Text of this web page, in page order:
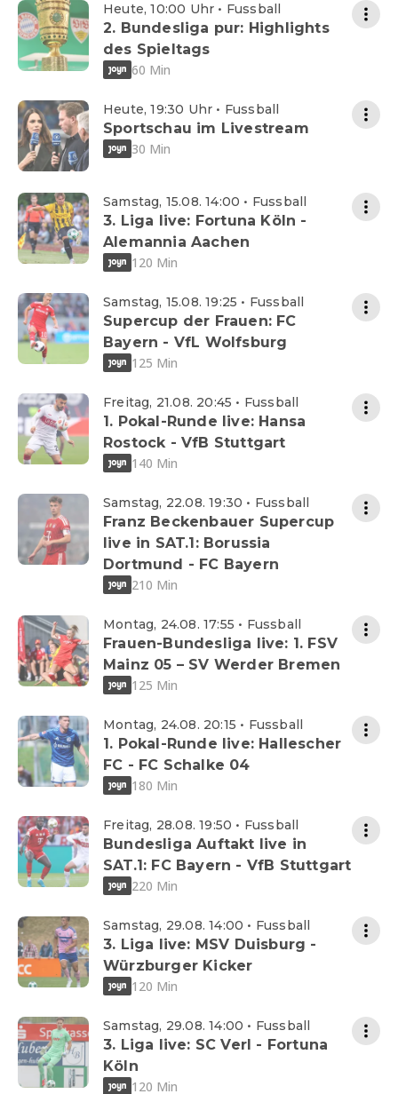
Heute, 10:00 Uhr • Fussball
2. Bundesliga pur: Highlights
des Spieltags
60 Min
Heute, 19:30 Uhr • Fussball
Sportschau im Livestream
30 Min
Samstag, 15.08. 14:00 • Fussball
3. Liga live: Fortuna Köln -
Alemannia Aachen
120 Min
Samstag, 15.08. 19:25 • Fussball
Supercup der Frauen: FC
Bayern - VfL Wolfsburg
125 Min
Freitag, 21.08. 20:45 • Fussball
1. Pokal-Runde live: Hansa
Rostock - VfB Stuttgart
140 Min
Samstag, 22.08. 19:30 • Fussball
Franz Beckenbauer Supercup
live in SAT.1: Borussia
Dortmund - FC Bayern
210 Min
Montag, 24.08. 17:55 • Fussball
Frauen-Bundesliga live: 1. FSV
Mainz 05 – SV Werder Bremen
125 Min
Montag, 24.08. 20:15 • Fussball
1. Pokal-Runde live: Hallescher
FC - FC Schalke 04
180 Min
Freitag, 28.08. 19:50 • Fussball
Bundesliga Auftakt live in
SAT.1: FC Bayern - VfB Stuttgart
220 Min
Samstag, 29.08. 14:00 • Fussball
3. Liga live: MSV Duisburg -
Würzburger Kicker
120 Min
Samstag, 29.08. 14:00 • Fussball
3. Liga live: SC Verl - Fortuna
Köln
120 Min